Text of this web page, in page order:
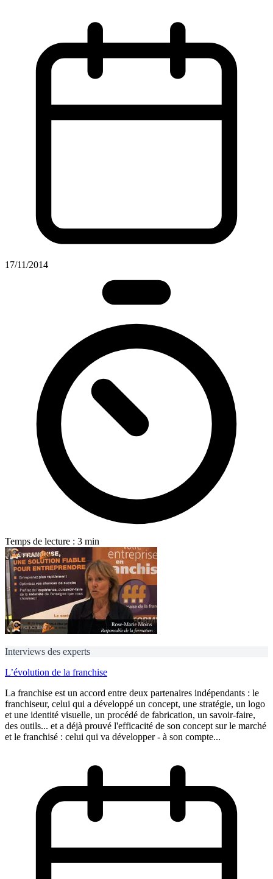
17/11/2014
Temps de lecture : 3 min
Interviews des experts
L’évolution de la franchise
La franchise est un accord entre deux partenaires indépendants : le
franchiseur, celui qui a développé un concept, une stratégie, un logo
et une identité visuelle, un procédé de fabrication, un savoir-faire,
des outils... et a déjà prouvé l'efficacité de son concept sur le marché
et le franchisé : celui qui va développer - à son compte...